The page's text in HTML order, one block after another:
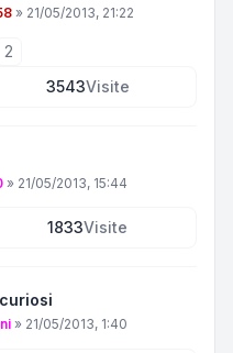
» 21/05/2013, 21:22
2
3543Visite
» 21/05/2013, 15:44
1833Visite
» 21/05/2013, 1:40